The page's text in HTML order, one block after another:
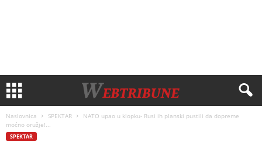
Naslovnica SPEKTAR
NATO upao u klopku- Rusi ih planski pustili da dopreme
moćno oružje!...
SPEKTAR